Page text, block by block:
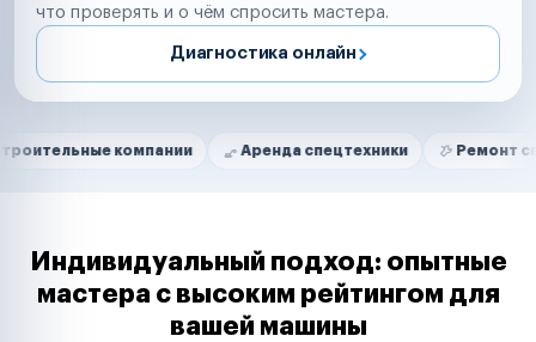
что проверять и о чём спросить мастера.
Диагностика онлайн
Нам доверяют
компании Аренда спецтехники Ремонт спецтехники
Маркетплейсы
Таксопарки
Автодилеры
Индивидуальный подход: опытные
мастера с высоким рейтингом для
вашей машины